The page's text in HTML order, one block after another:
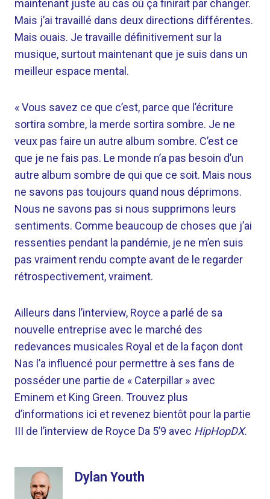
maintenant juste au cas où ça finirait par changer.
Mais j’ai travaillé dans deux directions différentes.
Mais ouais. Je travaille définitivement sur la
musique, surtout maintenant que je suis dans un
meilleur espace mental.
« Vous savez ce que c’est, parce que l’écriture
sortira sombre, la merde sortira sombre. Je ne
veux pas faire un autre album sombre. C’est ce
que je ne fais pas. Le monde n’a pas besoin d’un
autre album sombre de qui que ce soit. Mais nous
ne savons pas toujours quand nous déprimons.
Nous ne savons pas si nous supprimons leurs
sentiments. Comme beaucoup de choses que j’ai
ressenties pendant la pandémie, je ne m’en suis
pas vraiment rendu compte avant de le regarder
rétrospectivement, vraiment.
Ailleurs dans l’interview, Royce a parlé de sa
nouvelle entreprise avec le marché des
redevances musicales Royal et de la façon dont
Nas l’a influencé pour permettre à ses fans de
posséder une partie de « Caterpillar » avec
Eminem et King Green. Trouvez plus
d’informations ici et revenez bientôt pour la partie
III de l’interview de Royce Da 5’9 avec HipHopDX.
Dylan Youth